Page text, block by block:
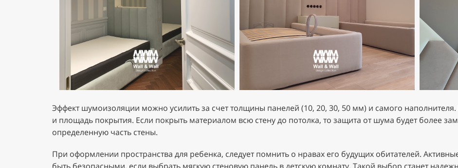
Эффект шумоизоляции можно усилить за счет толщины панелей (10, 20, 30, 50 мм) и самого
и площадь покрытия. Если покрыть материалом всю стену до потолка, то защита от шума будет более
определенную часть стены.
При оформлении пространства для ребенка, следует помнить о нравах его будущих обитателей.